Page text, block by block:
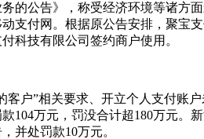
的公告》，称受经济环境等诸方
支付网。根据原公告安排，聚宝
科技有限公司签约商户使用。
客户”相关要求、开立个人支付账
104万元，罚没合计超180万元
并处罚款10万元。